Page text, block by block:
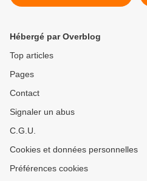
Hébergé par Overblog
Top articles
Pages
Contact
Signaler un abus
C.G.U.
Cookies et données personnelles
Préférences cookies